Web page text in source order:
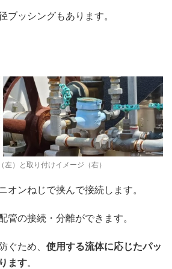
ブッシングもあります。
左）と取り付けイメージ（右）
オンねじで挟んで接続します。
管の接続・分離ができます。
ぐため、 使用する流体に応じたパッ
ます。